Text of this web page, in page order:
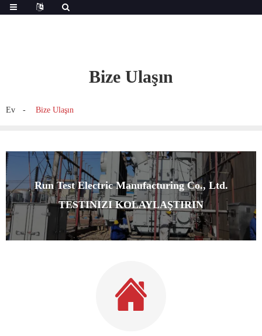
Bize Ulaşın
Ev Bize Ulaşın
Run Test Electric Manufacturing Co., Ltd.
TESTINIZI KOLAYLAŞTIRIN